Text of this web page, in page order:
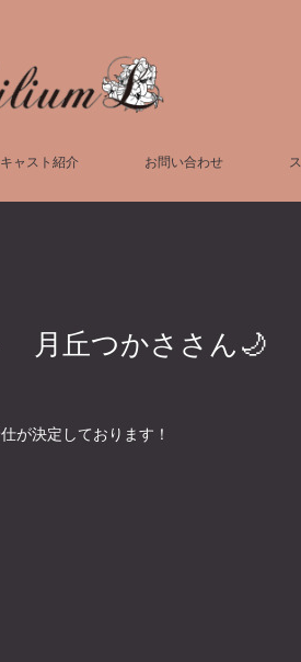
キャスト紹介 お問い合わせ
月丘つかささん🌙
が決定しております！